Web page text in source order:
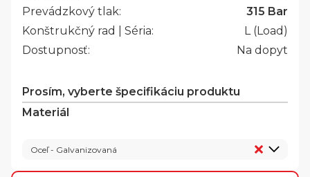
Prevádzkový tlak:
315 Bar
Konštrukčný rad | Séria:
L (Load)
Dostupnosť:
Na dopyt
Prosím, vyberte špecifikáciu produktu
Materiál
Oceľ - Galvanizovaná